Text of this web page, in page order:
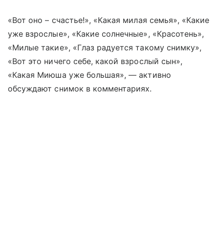
«Вот оно – счастье!», «Какая милая семья», «Какие
уже взрослые», «Какие солнечные», «Красотень»,
«Милые такие», «Глаз радуется такому снимку»,
«Вот это ничего себе, какой взрослый сын»,
«Какая Миюша уже большая», — активно
обсуждают снимок в комментариях.